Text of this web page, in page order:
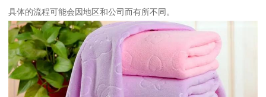
具体的流程可能会因地区和公司而有所不同。